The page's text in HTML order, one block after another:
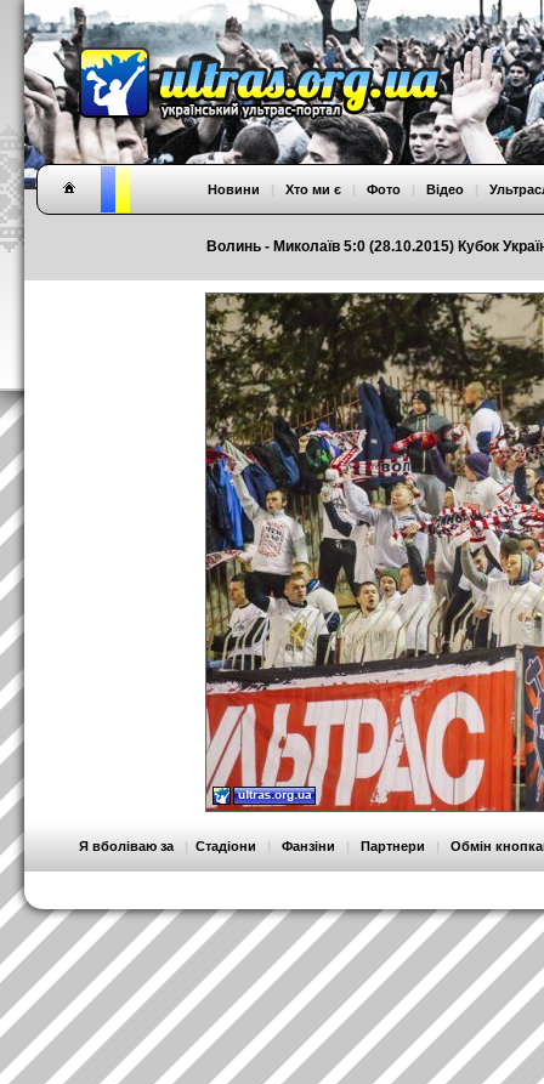
Волинь - Миколаїв 5:0 (28.10.2015) Кубок
Новини | Хто ми є | Фото | Відео |
Я вболіваю за | Стадіони | Фанзіни | Партнери | Обмін